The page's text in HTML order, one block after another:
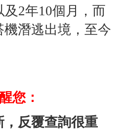
2年10個月，而
機潛逃出境，至今
您：
反覆查詢很重